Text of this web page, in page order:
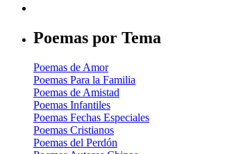
Poemas por Tema
Poemas de Amor
Poemas Para la Familia
Poemas de Amistad
Poemas Infantiles
Poemas Fechas Especiales
Poemas Cristianos
Poemas del Perdón